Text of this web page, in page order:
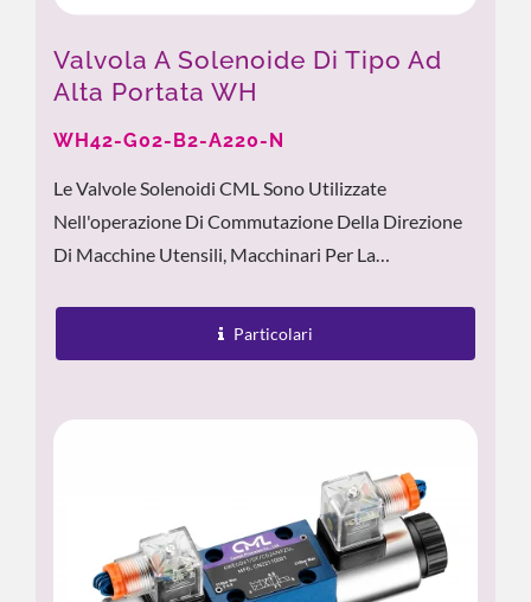
Valvola A Solenoide Di Tipo Ad
Alta Portata WH
WH42-G02-B2-A220-N
Le Valvole Solenoidi CML Sono Utilizzate
Nell'operazione Di Commutazione Della Direzione
Di Macchine Utensili, Macchinari Per La
Particolari